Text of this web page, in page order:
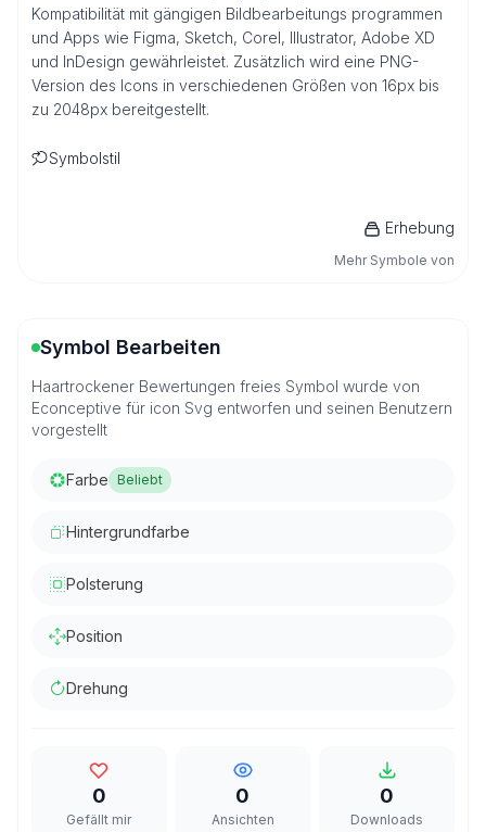
Kompatibilität mit gängigen Bildbearbeitungs programmen
und Apps wie Figma, Sketch, Corel, Illustrator, Adobe XD
und InDesign gewährleistet. Zusätzlich wird eine PNG-
Version des Icons in verschiedenen Größen von 16px bis
zu 2048px bereitgestellt.
Symbolstil
Erhebung
Mehr Symbole von
Symbol Bearbeiten
Haartrockener Bewertungen freies Symbol wurde von
Econceptive für icon Svg entworfen und seinen Benutzern
vorgestellt
Farbe Beliebt
Hintergrundfarbe
Polsterung
Position
Drehung
0
Gefällt mir
0
Ansichten
0
Downloads